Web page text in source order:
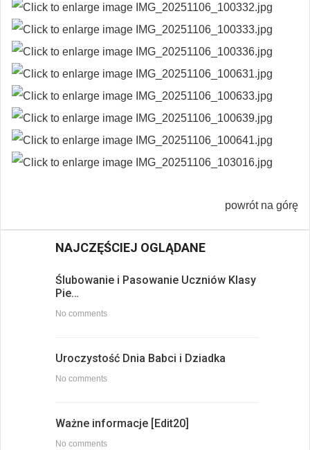
powrót na górę
NAJCZĘŚCIEJ OGLĄDANE
Ślubowanie i Pasowanie Uczniów Klasy
Pie…
No comments
Uroczystość Dnia Babci i Dziadka
No comments
Ważne informacje [Edit20]
No comments